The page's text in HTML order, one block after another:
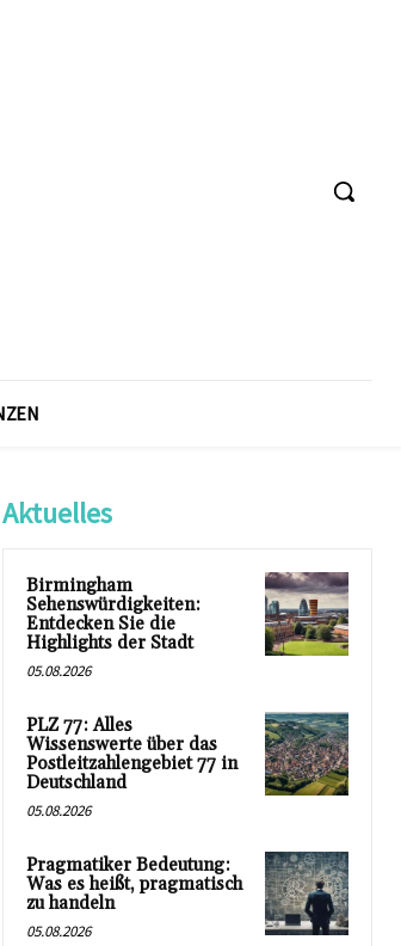
Aktuelles
Birmingham
Sehenswürdigkeiten:
Entdecken Sie die
Highlights der Stadt
05.08.2026
PLZ 77: Alles
Wissenswerte über das
Postleitzahlengebiet 77 in
Deutschland
05.08.2026
Pragmatiker Bedeutung:
Was es heißt, pragmatisch
zu handeln
05.08.2026